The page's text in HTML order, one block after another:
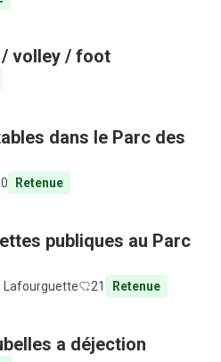
volley / foot
dans le Parc des
0 Retenue
publiques au Parc
Lafourguette 21 Retenue
a déjection